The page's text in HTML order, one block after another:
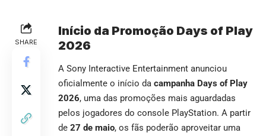
SHARE
Início da Promoção Days of Play
2026
A Sony Interactive Entertainment anunciou
oficialmente o início da campanha Days of Play
2026, uma das promoções mais aguardadas
pelos jogadores do console PlayStation. A partir
de 27 de maio, os fãs poderão aproveitar uma